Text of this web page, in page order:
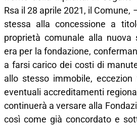
Rsa il 28 aprile 2021, il
stessa alla concessione a
proprietà comunale alla
era per la fondazione,
a farsi carico dei costi di
allo stesso immobile,
eventuali accreditamenti
continuerà a versare alla
così come già concordato e